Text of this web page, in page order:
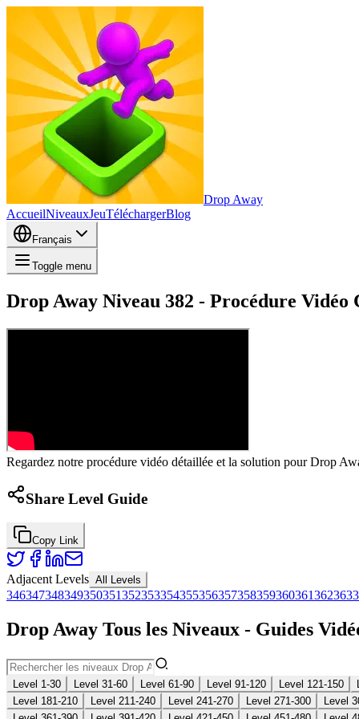
Drop Away
AccueilNiveauxJeuTéléchargerBlog
Français
Toggle menu
Drop Away Niveau 382 - Procédure Vidéo
Regardez notre procédure vidéo détaillée et la solution pour Drop
Share Level Guide
Copy Link
Adjacent Levels All Levels
346347348349350351352353354355356357358359360361362363
Drop Away Tous les Niveaux - Guides
Level 1-30 Level 31-60 Level 61-90 Level 91-120 Level 121-150
Level 181-210
Level 211-240 Level 241-270 Level 271-300
Level